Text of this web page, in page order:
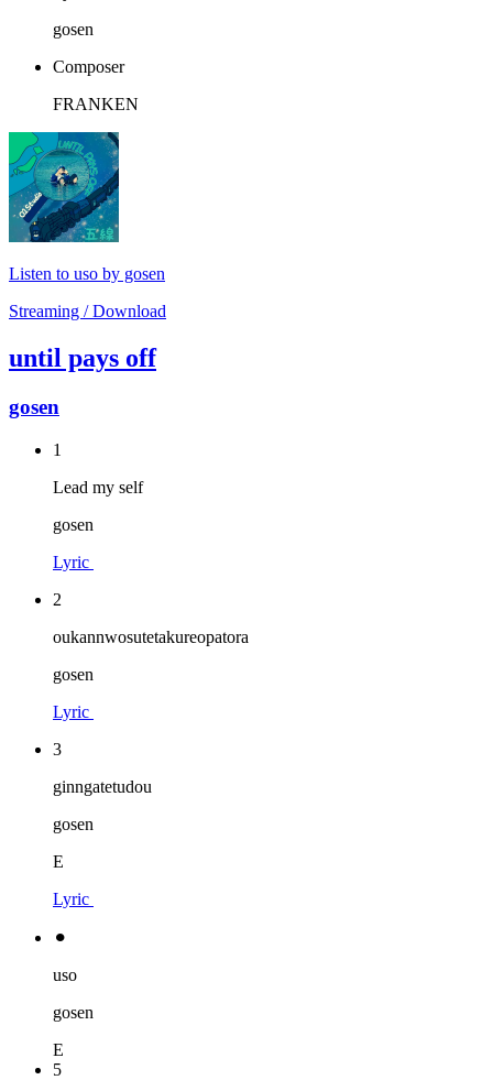
gosen
Composer
FRANKEN
Listen to uso by gosen
Streaming / Download
until pays off
gosen
1
Lead my self
gosen
Lyric
2
oukannwosutetakureopatora
gosen
Lyric
3
ginngatetudou
gosen
E
Lyric
⚫︎
uso
gosen
E
5